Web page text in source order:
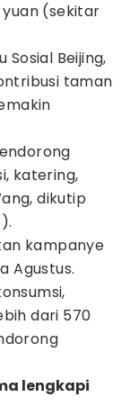
yuan (sekitar
Beijing,
taman
katering,
dikutip
kampanye
Agustus.
dari 570
lengkapi